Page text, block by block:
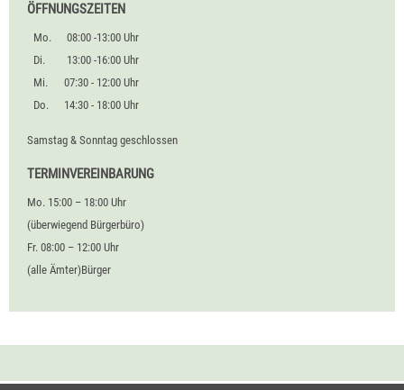
ÖFFNUNGSZEITEN
Mo.
08:00 -13:00 Uhr
Di.
13:00 -16:00 Uhr
Mi.
07:30 - 12:00 Uhr
Do.
14:30 - 18:00 Uhr
Samstag & Sonntag geschlossen
TERMINVEREINBARUNG
Mo. 15:00 – 18:00 Uhr
(überwiegend Bürgerbüro)
Fr. 08:00 – 12:00 Uhr
(alle Ämter)Bürger